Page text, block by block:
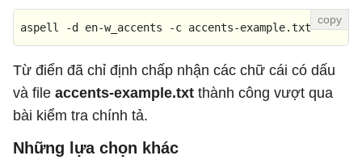
aspell -d en-w_accents -c accents-example.txt
Từ điển đã chỉ định chấp nhận các chữ cái có dấu
và file accents-example.txt thành công vượt qua
bài kiểm tra chính tả.
Những lựa chọn khác